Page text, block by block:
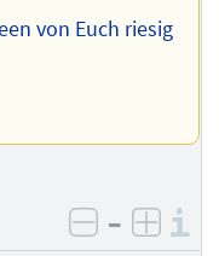
von Euch riesig
negativ
–